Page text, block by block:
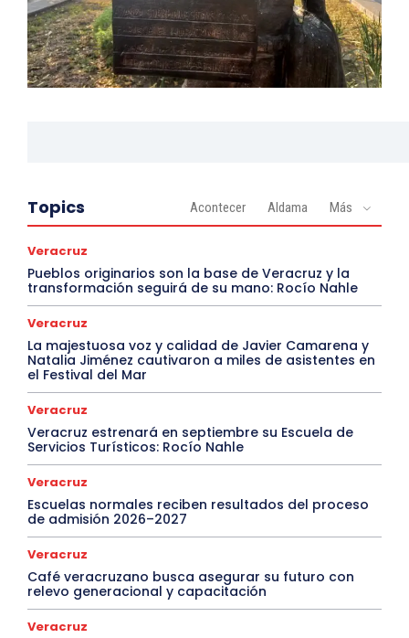
Topics Acontecer Aldama Más
Veracruz
Pueblos originarios son la base de Veracruz y la
transformación seguirá de su mano: Rocío Nahle
Veracruz
La majestuosa voz y calidad de Javier Camarena y
Natalia Jiménez cautivaron a miles de asistentes en
el Festival del Mar
Veracruz
Veracruz estrenará en septiembre su Escuela de
Servicios Turísticos: Rocío Nahle
Veracruz
Escuelas normales reciben resultados del proceso
de admisión 2026–2027
Veracruz
Café veracruzano busca asegurar su futuro con
relevo generacional y capacitación
Veracruz